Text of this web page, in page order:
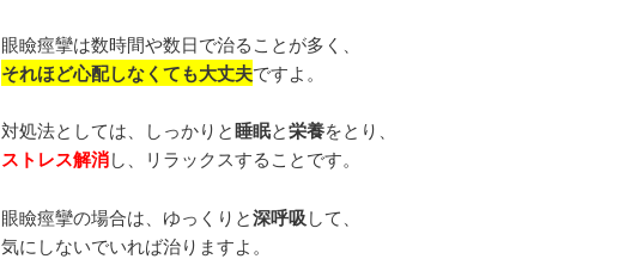
眼瞼痙攣は数時間や数日で治ることが多く、
それほど心配しなくても大丈夫ですよ。
対処法としては、しっかりと睡眠と栄養をとり、
ストレス解消し、リラックスすることです。
眼瞼痙攣の場合は、ゆっくりと深呼吸して、
気にしないでいれば治りますよ。